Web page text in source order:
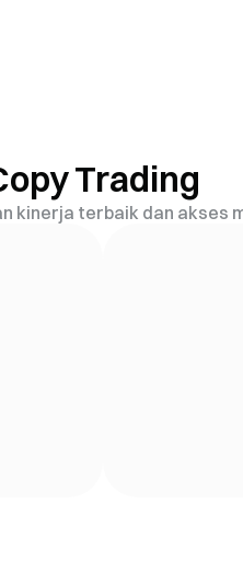
Trading
kinerja terbaik dan akses